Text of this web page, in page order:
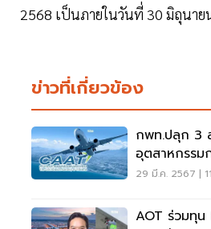
2568 เป็นภายในวันที่ 30 มิถุนาย
ข่าวที่เกี่ยวข้อง
กพท.ปลุก 3
อุตสาหกรรม
29 มี.ค. 2567 |
AOT ร่วมทุน